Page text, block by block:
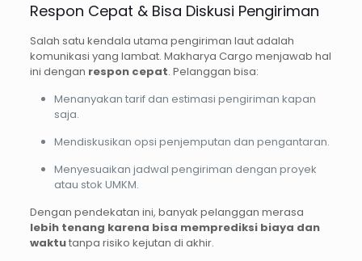
Respon Cepat & Bisa Diskusi Pengiriman
Salah satu kendala utama pengiriman laut adalah
komunikasi yang lambat. Makharya Cargo menjawab hal
ini dengan respon cepat. Pelanggan bisa:
Menanyakan tarif dan estimasi pengiriman kapan
saja.
Mendiskusikan opsi penjemputan dan pengantaran.
Menyesuaikan jadwal pengiriman dengan proyek
atau stok UMKM.
Dengan pendekatan ini, banyak pelanggan merasa
lebih tenang karena bisa memprediksi biaya dan
waktutanpa risiko kejutan di akhir.